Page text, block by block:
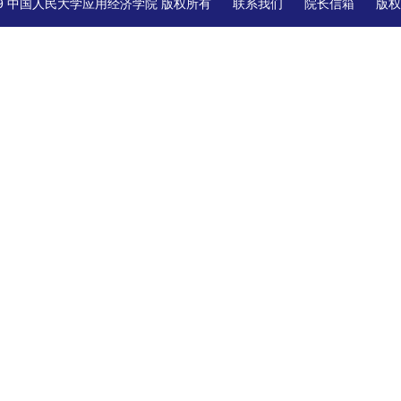
国人民大学应用经济学院 版权所有 联系我们 院长信箱 版